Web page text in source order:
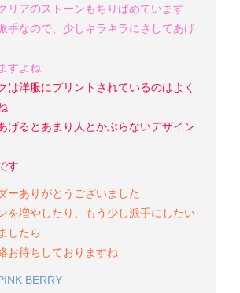
リアのストーンもちりばめています
手なので、少しキラキラにさしてあげ
すよね
は洋服にプリントされているのはよく
げるとあまり人とかぶらないデザイン
す
ーありがとうございました
を増やしたり、もう少し派手にしたい
したら
お待ちしておりますね
BERRY